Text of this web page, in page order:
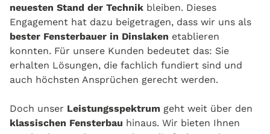
neuesten Stand der Technik bleiben. Dieses
Engagement hat dazu beigetragen, dass wir uns als
bester Fensterbauer in Dinslaken etablieren
konnten. Für unsere Kunden bedeutet das: Sie
erhalten Lösungen, die fachlich fundiert sind und
auch höchsten Ansprüchen gerecht werden.
Doch unser Leistungsspektrum geht weit über den
klassischen Fensterbau hinaus. Wir bieten Ihnen